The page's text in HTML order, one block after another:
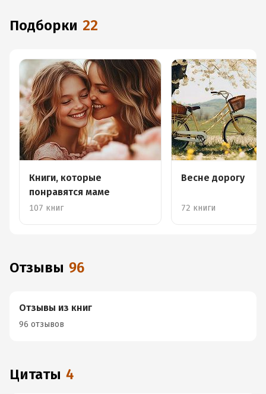
Подборки 22
Книги, которые
понравятся маме
107 книг
Весне дорогу
72 книги
Отзывы 96
Отзывы из книг
96 отзывов
Цитаты 4